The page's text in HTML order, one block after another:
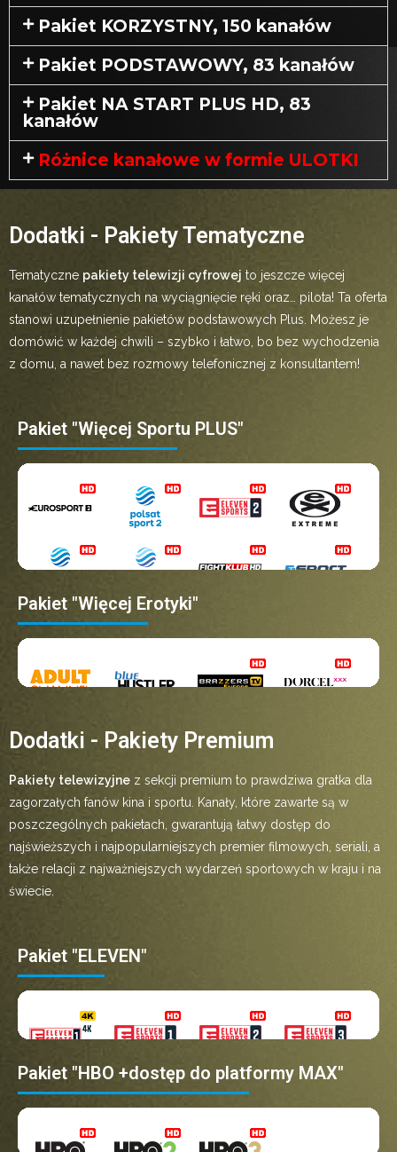
Pakiet KORZYSTNY, 150 kanałów
Pakiet PODSTAWOWY, 83 kanałów
Pakiet NA START PLUS HD, 83
kanałów
Różnice kanałowe w formie ULOTKI
Dodatki - Pakiety Tematyczne
Tematyczne pakiety telewizji cyfrowej to jeszcze więcej
kanałów tematycznych na wyciągnięcie ręki oraz… pilota! Ta oferta
stanowi uzupełnienie pakietów podstawowych Plus. Możesz je
domówić w każdej chwili – szybko i łatwo, bo bez wychodzenia
z domu, a nawet bez rozmowy telefonicznej z konsultantem!
Pakiet "Więcej Sportu PLUS"
Pakiet "Więcej Erotyki"
Dodatki - Pakiety Premium
Pakiety telewizyjne z sekcji premium to prawdziwa gratka dla
zagorzałych fanów kina i sportu. Kanały, które zawarte są w
poszczególnych pakietach, gwarantują łatwy dostęp do
najświeższych i najpopularniejszych premier filmowych, seriali, a
także relacji z najważniejszych wydarzeń sportowych w kraju i na
świecie.
Pakiet "ELEVEN"
Pakiet "HBO +dostęp do platformy MAX"